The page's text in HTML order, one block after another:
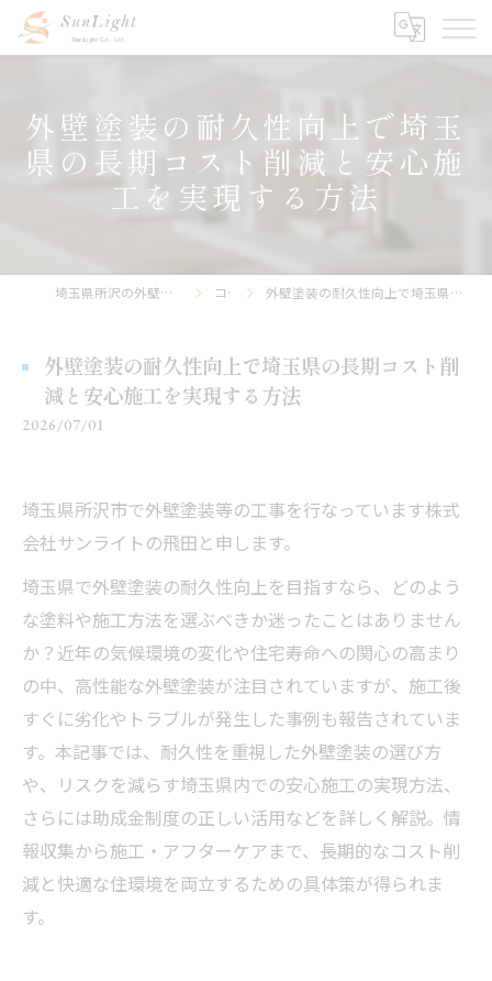
外壁塗装の耐久性向上で埼玉
県の長期コスト削減と安心施
工を実現する方法
埼玉県所沢の外壁塗装なら株式会社サンライト コラム 外壁塗装の耐久性向上で埼玉県の長期コスト削減と安心施工を実現する方法
外壁塗装の耐久性向上で埼玉県の長期コスト削
減と安心施工を実現する方法
2026/07/01
埼玉県所沢市で外壁塗装等の工事を行なっています株式
会社サンライトの飛田と申します。
埼玉県で外壁塗装の耐久性向上を目指すなら、どのよう
な塗料や施工方法を選ぶべきか迷ったことはありません
か？近年の気候環境の変化や住宅寿命への関心の高まり
の中、高性能な外壁塗装が注目されていますが、施工後
すぐに劣化やトラブルが発生した事例も報告されていま
す。本記事では、耐久性を重視した外壁塗装の選び方
や、リスクを減らす埼玉県内での安心施工の実現方法、
さらには助成金制度の正しい活用などを詳しく解説。情
報収集から施工・アフターケアまで、長期的なコスト削
減と快適な住環境を両立するための具体策が得られま
す。